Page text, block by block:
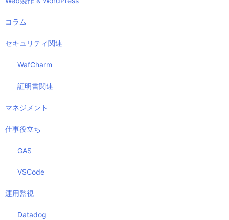
コラム
セキュリティ関連
WafCharm
証明書関連
マネジメント
仕事役立ち
GAS
VSCode
運用監視
Datadog